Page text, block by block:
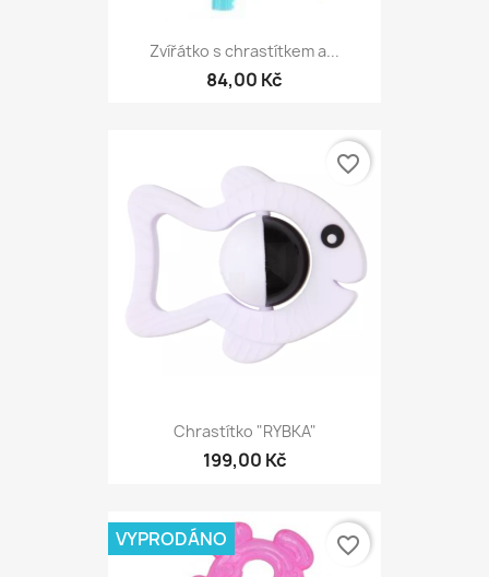
Zvířátko s chrastítkem a...
84,00 Kč
Chrastítko "RYBKA"
199,00 Kč
favorite_border
VYPRODÁNO favorite_border